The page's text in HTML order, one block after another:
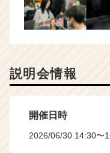
説明会情報
開催日時
2026/06/30 14:30〜